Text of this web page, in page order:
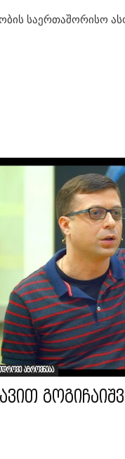
საერთაშორისო
აზროვნება